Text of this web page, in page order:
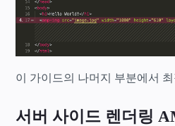
이 가이드의 나머지 부분에서
서버 사이드 렌더링